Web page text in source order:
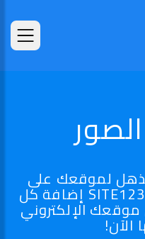
لموقعك على
الإنترنت. تتيح لك معارض SITE123 إضافة كل
موقعك الإلكتروني
الآن!